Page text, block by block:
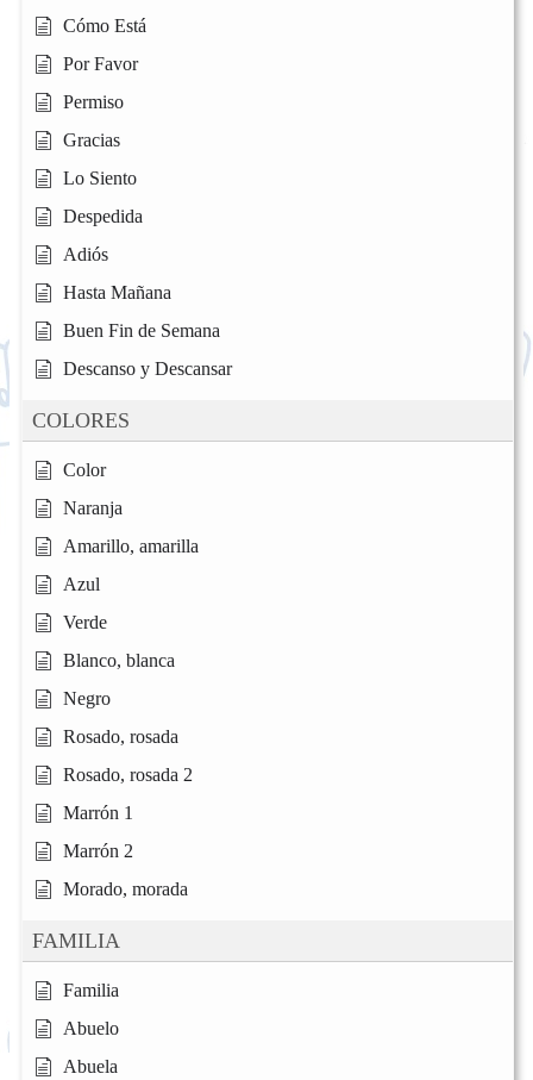
Cómo Está
Por Favor
Permiso
Gracias
Lo Siento
Despedida
Adiós
Hasta Mañana
Buen Fin de Semana
Descanso y Descansar
COLORES
Color
Naranja
Amarillo, amarilla
Azul
Verde
Blanco, blanca
Negro
Rosado, rosada
Rosado, rosada 2
Marrón 1
Marrón 2
Morado, morada
FAMILIA
Familia
Abuelo
Abuela